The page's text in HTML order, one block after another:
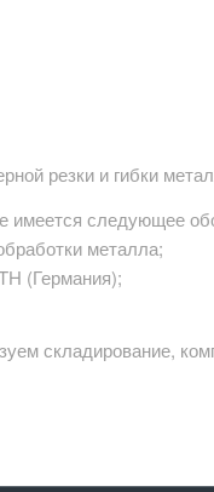
резки и гибки
имеется следующее
металла;
(Германия);
складирование,